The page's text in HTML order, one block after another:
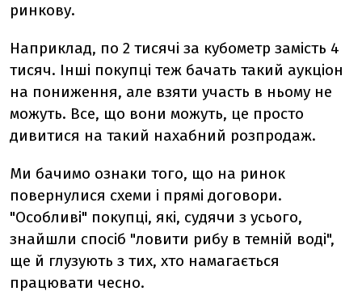
ринкову.
Наприклад, по 2 тисячі за кубометр замість 4
тисяч. Інші покупці теж бачать такий аукціон
на пониження, але взяти участь в ньому не
можуть. Все, що вони можуть, це просто
дивитися на такий нахабний розпродаж.
Ми бачимо ознаки того, що на ринок
повернулися схеми і прямі договори.
"Особливі" покупці, які, судячи з усього,
знайшли спосіб "ловити рибу в темній воді",
ще й глузують з тих, хто намагається
працювати чесно.